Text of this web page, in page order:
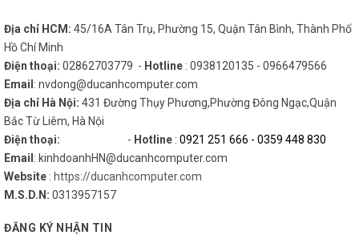
Địa chỉ HCM: 45/16A Tân Trụ, Phường 15, Quận Tân Bình, Thành Phố
Hồ Chí Minh
Điện thoại: 02862703779 - Hotline : 0938120135 - 0966479566
Email : nvdong@ducanhcomputer.com
Địa chỉ Hà Nội: 431 Đường Thụy Phương,Phường Đông Ngạc,Quận
Bắc Từ Liêm, Hà Nội
Điện thoại: - Hotline : 0921 251 666 - 0359 448 830
Email : kinhdoanhHN@ducanhcomputer.com
Website : https://ducanhcomputer.com
M.S.D.N: 0313957157
ĐĂNG KÝ NHẬN TIN